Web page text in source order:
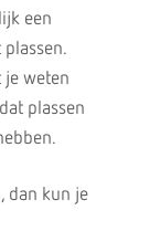
een
je weten
plassen
dan kun je